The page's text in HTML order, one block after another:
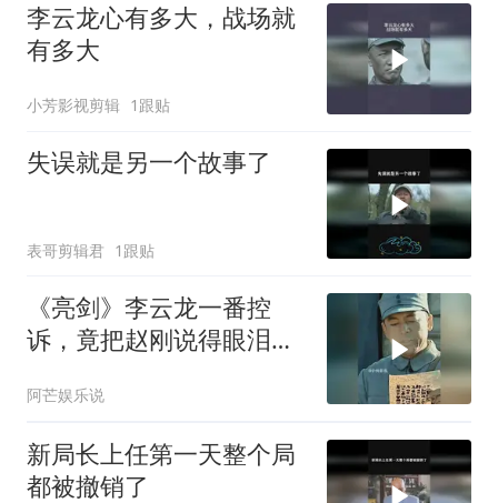
李云龙心有多大，战场就
有多大
小芳影视剪辑 1跟贴
失误就是另一个故事了
表哥剪辑君 1跟贴
《亮剑》李云龙一番控
诉，竟把赵刚说得眼泪汪
阿芒娱乐说
新局长上任第一天整个局
都被撤销了